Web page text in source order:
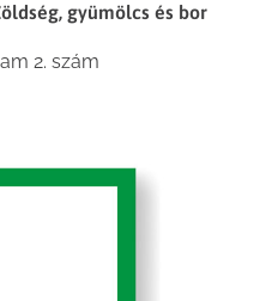
gyümölcs és bor
2. szám